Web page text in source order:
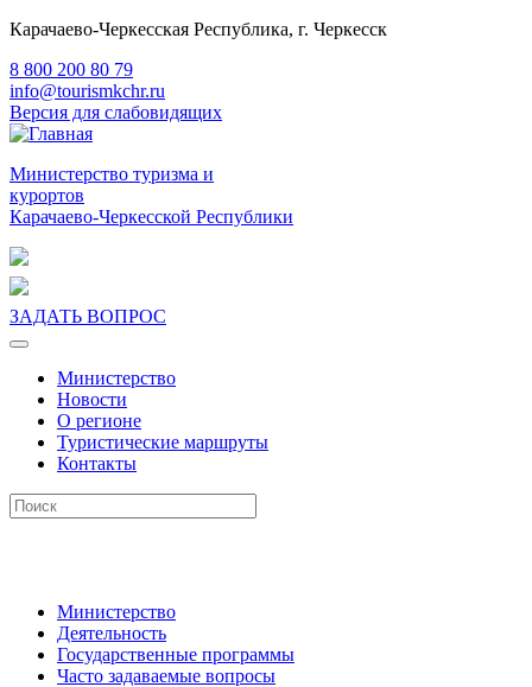
Карачаево-Черкесская Республика, г. Черкесск
8 800 200 80 79
info@tourismkchr.ru
Версия для слабовидящих
Министерство туризма и
курортов
Карачаево-Черкесской Республики
ЗАДАТЬ ВОПРОС
Министерство
Новости
О регионе
Туристические маршруты
Контакты
Министерство
Деятельность
Государственные программы
Часто задаваемые вопросы